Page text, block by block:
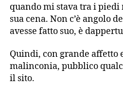
quando mi stava tra i
sua cena. Non c’è angolo
avesse fatto suo, è
Quindi, con grande affetto
malinconia, pubblico
il sito.